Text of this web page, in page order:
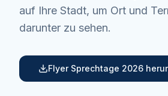
auf Ihre Stadt, um Ort und
darunter zu sehen.
Flyer Sprechtage 2026